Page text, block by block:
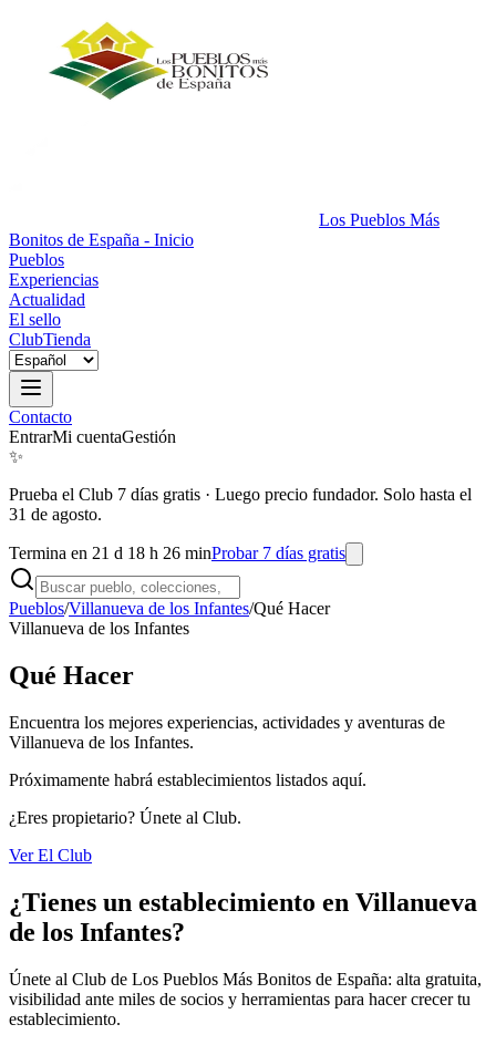
Los Pueblos Más
Bonitos de España - Inicio
Pueblos
Experiencias
Actualidad
El sello
ClubTienda
Contacto
EntrarMi cuentaGestión
✨
Prueba el Club 7 días gratis · Luego precio fundador. Solo hasta el
31 de agosto.
Termina en 21 d 18 h 26 minProbar 7 días gratis
Pueblos/Villanueva de los Infantes/Qué Hacer
Villanueva de los Infantes
Qué Hacer
Encuentra los mejores experiencias, actividades y aventuras de
Villanueva de los Infantes.
Próximamente habrá establecimientos listados aquí.
¿Eres propietario? Únete al Club.
Ver El Club
¿Tienes un establecimiento en Villanueva
de los Infantes?
Únete al Club de Los Pueblos Más Bonitos de España: alta gratuita,
visibilidad ante miles de socios y herramientas para hacer crecer tu
establecimiento.